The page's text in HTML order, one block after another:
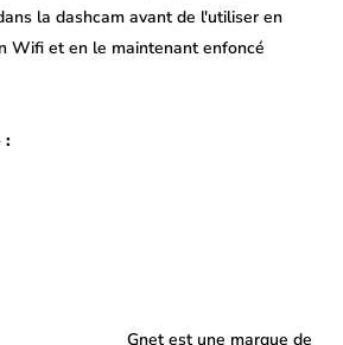
la dashcam avant de l'utiliser en
Wifi et en le maintenant enfoncé
:
Gnet est une marque de